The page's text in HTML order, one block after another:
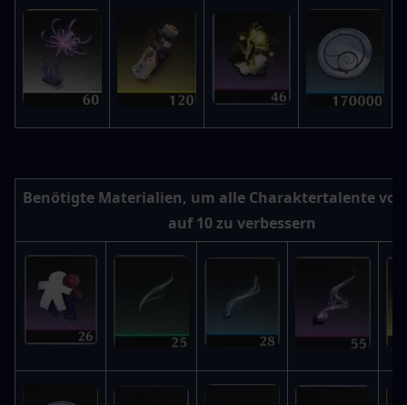
Benötigte Materialien, um alle Charaktertalente von
auf 10 zu verbessern